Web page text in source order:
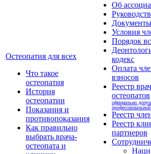
Остеопатия для всех
Что такое
остеопатия
История
остеопатии
Показания и
противопоказания
Как правильно
выбрать врача-
остеопата и
Об
Документы
Условия
Порядок
кодекс
Оплата
взносов
Реестр
остеопатов
официально
Реестр
Реестр
партнеров